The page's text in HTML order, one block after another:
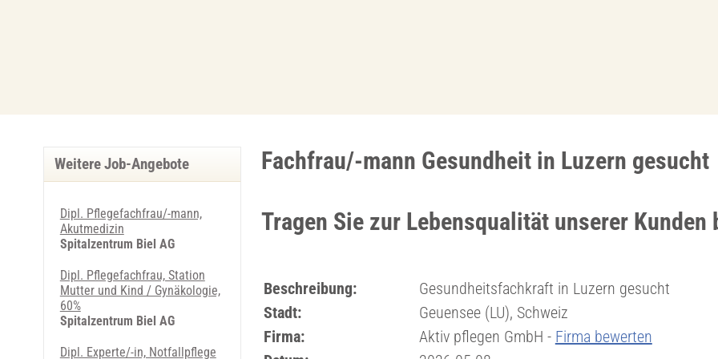
Fachfrau/-mann Gesundheit in Luzern gesucht
Tragen Sie zur Lebensqualität unserer Kunden
Beschreibung:
Gesundheitsfachkraft in Luzern gesucht
Stadt:
Geuensee (LU), Schweiz
Firma:
Aktiv pflegen GmbH - Firma bewerten
Weitere Job-Angebote
Dipl. Pflegefachfrau/-mann,
Akut­me­di­zin
Spitalzentrum Biel AG
Dipl. Pflegefachfrau, Sta­ti­on
Mut­ter und Kind / Gy­nä­ko­lo­gie,
60%
Spitalzentrum Biel AG
Dipl. Ex­per­te/-in, Not­fall­pfle­ge